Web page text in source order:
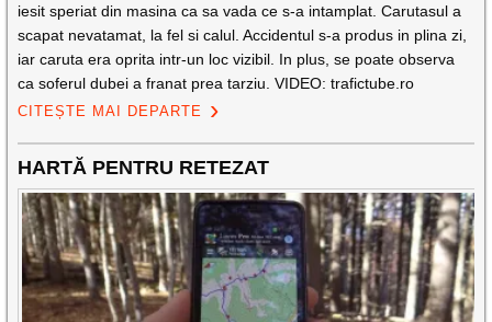
iesit speriat din masina ca sa vada ce s-a intamplat. Carutasul a
scapat nevatamat, la fel si calul. Accidentul s-a produs in plina zi,
iar caruta era oprita intr-un loc vizibil. In plus, se poate observa
ca soferul dubei a franat prea tarziu. VIDEO: trafictube.ro
CITEȘTE MAI DEPARTE
HARTĂ PENTRU RETEZAT